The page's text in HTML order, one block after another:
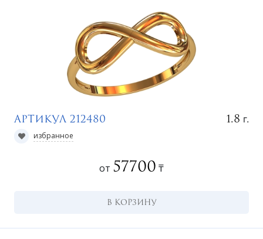
Артикул 212480 1.8 г.
избранное
от 57700 ₸
В КОРЗИНУ